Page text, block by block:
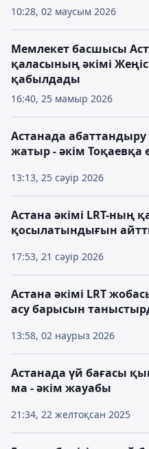
10:28, 02 маусым 2026
16:40, 25 мамыр 2026
Мемлекет басшысы
қаласының әкімі
қабылдады
13:13, 25 сәуір 2026
Астанада
жатыр - әкім Тоқаевқа
17:53, 21 сәуір 2026
Астана әкімі LRT-ның
қосылатындығын
13:58, 02 наурыз 2026
Астана әкімі LRT
асу барысын
21:34, 22 желтоқсан 2025
Астанада үй бағасы
ма - әкім жауабы